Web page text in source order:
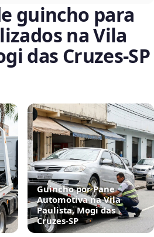
guincho para
na Vila
das Cruzes‑SP
Guincho por Pane
Automotiva na Vila
Paulista, Mogi das
Cruzes‑SP